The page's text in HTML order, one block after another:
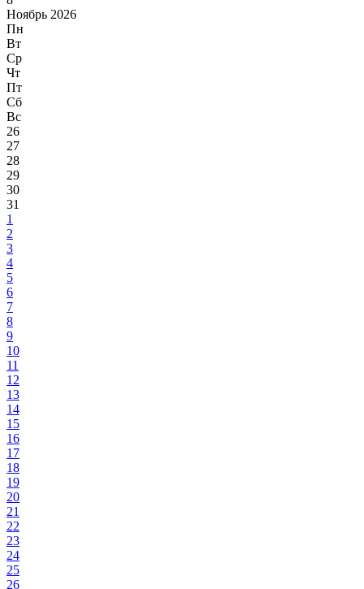
Ноябрь 2026
Пн
Вт
Ср
Чт
Пт
Сб
Вс
26
27
28
29
30
31
1
2
3
4
5
6
7
8
9
10
11
12
13
14
15
16
17
18
19
20
21
22
23
24
25
26